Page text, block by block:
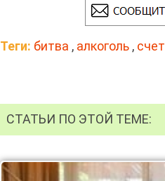
Теги: битва , алкоголь , счет
СТАТЬИ ПО ЭТОЙ ТЕМЕ: